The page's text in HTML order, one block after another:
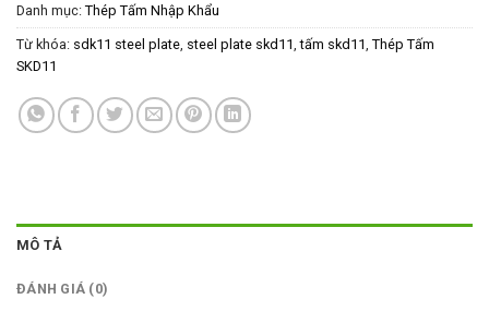
Danh mục: Thép Tấm Nhập Khẩu
Từ khóa: sdk11 steel plate, steel plate skd11,tấm skd11, Thép Tấm
SKD11
MÔ TẢ
ĐÁNH GIÁ (0)